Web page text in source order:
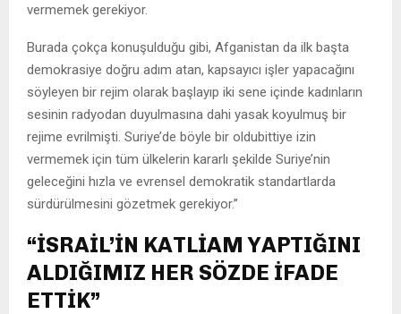
vermemek gerekiyor.
Burada çokça konuşulduğu gibi, Afganistan da ilk başta
demokrasiye doğru adım atan, kapsayıcı işler yapacağını
söyleyen bir rejim olarak başlayıp iki sene içinde kadınların
sesinin radyodan duyulmasına dahi yasak koyulmuş bir
rejime evrilmişti. Suriye’de böyle bir oldubittiye izin
vermemek için tüm ülkelerin kararlı şekilde Suriye’nin
geleceğini hızla ve evrensel demokratik standartlarda
sürdürülmesini gözetmek gerekiyor.”
“İSRAİL’İN KATLİAM YAPTIĞINI
ALDIĞIMIZ HER SÖZDE İFADE
ETTİK”